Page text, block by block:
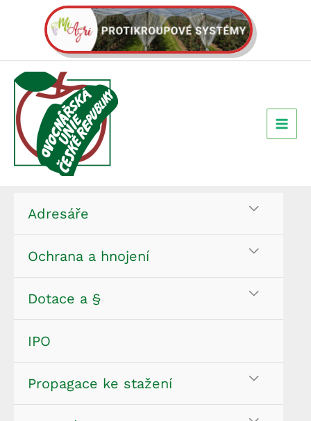
Adresáře
Ochrana a hnojení
Dotace a §
IPO
Propagace ke stažení